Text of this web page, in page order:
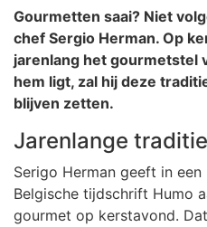
Gourmetten saai? Niet
chef Sergio Herman. Op
jarenlang het gourmetstel
hem ligt, zal hij deze
blijven zetten.
Jarenlange traditie
Serigo Herman geeft in
Belgische tijdschrift Humo
gourmet op kerstavond.